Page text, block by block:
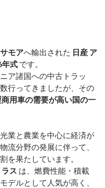
サモアへ輸出された 日産 ア
年式 です。
ア諸国への中古トラッ
行ってきましたが、その
商用車の需要が高い国の一
業と農業を中心に経済が
流分野の発展に伴って、
を果たしています。
ス は、燃費性能・積載
デルとして人気が高く、